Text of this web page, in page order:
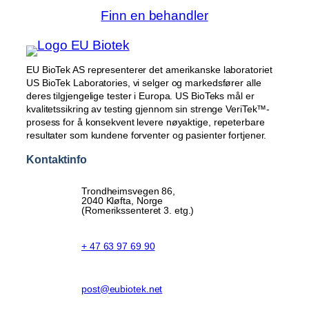
Finn en behandler
EU BioTek AS representerer det amerikanske laboratoriet
US BioTek Laboratories, vi selger og markedsfører alle
deres tilgjengelige tester i Europa. US BioTeks mål er
kvalitetssikring av testing gjennom sin strenge VeriTek™-
prosess for å konsekvent levere nøyaktige, repeterbare
resultater som kundene forventer og pasienter fortjener.
Kontaktinfo
Trondheimsvegen 86,
2040 Kløfta, Norge
(Romerikssenteret 3. etg.)
+ 47 63 97 69 90
post@eubiotek.net